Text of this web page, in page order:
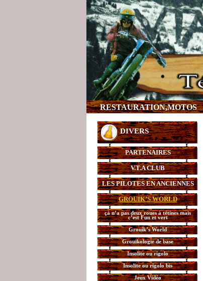
RESTAURATION,MOTOS
DIVERS
PARTENAIRES
V.T.A CLUB
LES PILOTES EN ANCIENNES
GROUIK’S WORLD
çà n’a pas deux roues à tétines mais
c’est Fun et vert
Grouik’s World
Grouikologie de base
Insolite ou rigolo
Insolite ou rigolo bis
Jeux Vidéo